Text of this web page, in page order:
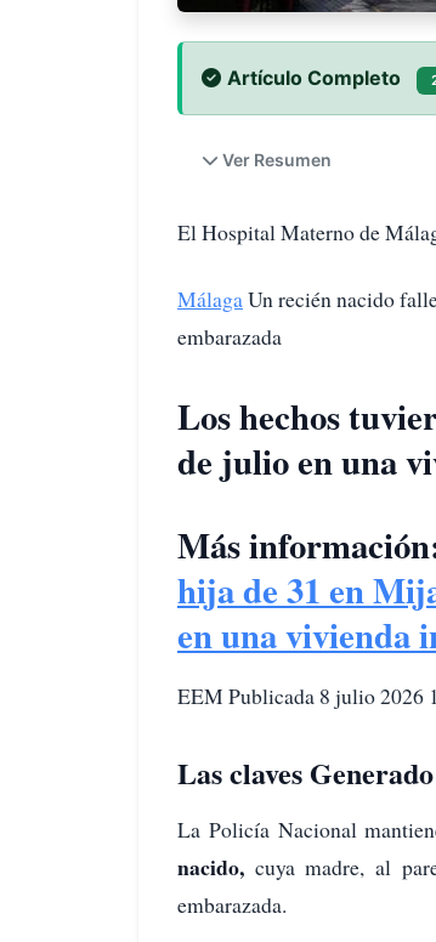
Artículo Completo
Ver Resumen
El Hospital Materno de
Málaga Un recién nacido
embarazada
Los hechos
de julio en una
Más
hija de 31 en
en una vivienda
EEM Publicada 8 julio 2026
Las claves
La Policía Nacional
nacido, cuya madre, al
embarazada.